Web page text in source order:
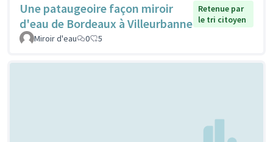
Une pataugeoire façon miroir
d'eau de Bordeaux à Villeurbanne
Retenue par
le tri citoyen
Miroir d'eau
0 5